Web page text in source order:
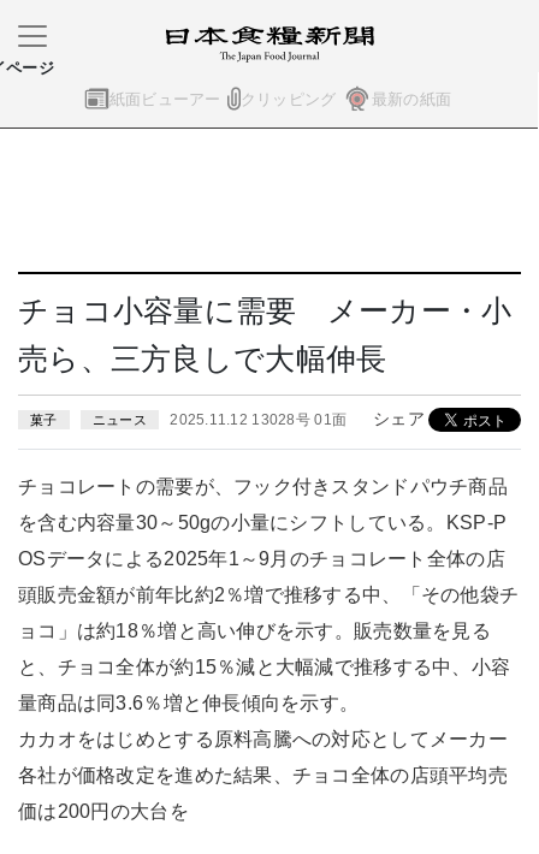
紙面ビューアー クリッピング 最新の紙面
ページ
チョコ小容量に需要 メーカー・小
売ら、三方良しで大幅伸長
菓子 ニュース 2025.11.12 13028号 01面 シェア
チョコレートの需要が、フック付きスタンドパウチ商品
を含む内容量30～50gの小量にシフトしている。KSP-P
OSデータによる2025年1～9月のチョコレート全体の店
頭販売金額が前年比約2％増で推移する中、「その他袋チ
ョコ」は約18％増と高い伸びを示す。販売数量を見る
と、チョコ全体が約15％減と大幅減で推移する中、小容
量商品は同3.6％増と伸長傾向を示す。
カカオをはじめとする原料高騰への対応としてメーカー
各社が価格改定を進めた結果、チョコ全体の店頭平均売
価は200円の大台を